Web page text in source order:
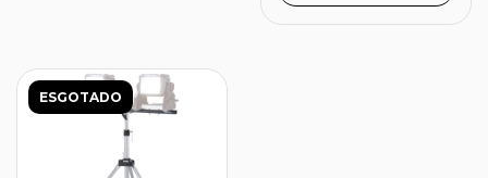
ESGOTADO